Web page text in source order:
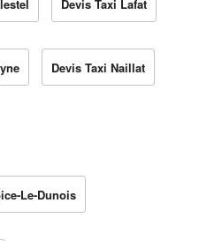
Devis Taxi Lafat
Devis Taxi Naillat
Le-Dunois